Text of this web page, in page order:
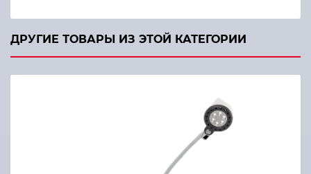
ДРУГИЕ ТОВАРЫ ИЗ ЭТОЙ КАТЕГОРИИ